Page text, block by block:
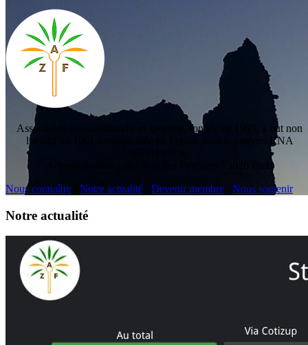
Association socio-culturelle et sportive, fondée en 1995, à but non
lucratif loi 1901 immatriculée en France sous le numéro RNA
Adresse postale : 282 Rue des Pyrénées 75020 Paris
Nous connaître
Notre actualité Devenir membre Nous soutenir
Notre actualité